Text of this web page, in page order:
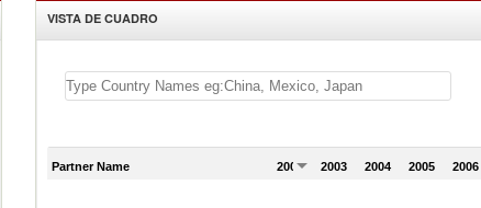
VISTA DE CUADRO
Partner Name 2002 2003 2004 2005 2006